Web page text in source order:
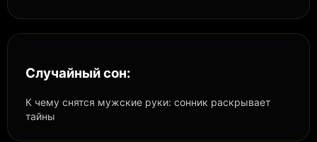
Случайный сон:
К чему снятся мужские руки: сонник раскрывает
тайны